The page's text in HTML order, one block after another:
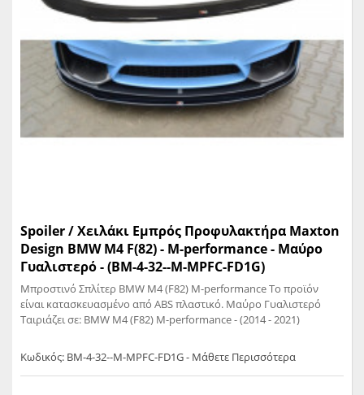
Spoiler / Χειλάκι Εμπρός Προφυλακτήρα Maxton
Design BMW M4 F(82) - M-performance - Μαύρο
Γυαλιστερό - (BM-4-32--M-MPFC-FD1G)
Μπροστινό Σπλίτερ BMW M4 (F82) M-performance Το προϊόν
είναι κατασκευασμένο από ABS πλαστικό. Μαύρο Γυαλιστερό
Ταιριάζει σε: BMW M4 (F82) M-performance - (2014 - 2021)
Κωδικός: BM-4-32--M-MPFC-FD1G - Μάθετε Περισσότερα